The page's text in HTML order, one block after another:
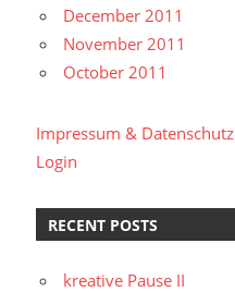
December 2011
November 2011
October 2011
Impressum & Datenschutz
Login
RECENT POSTS
kreative Pause II